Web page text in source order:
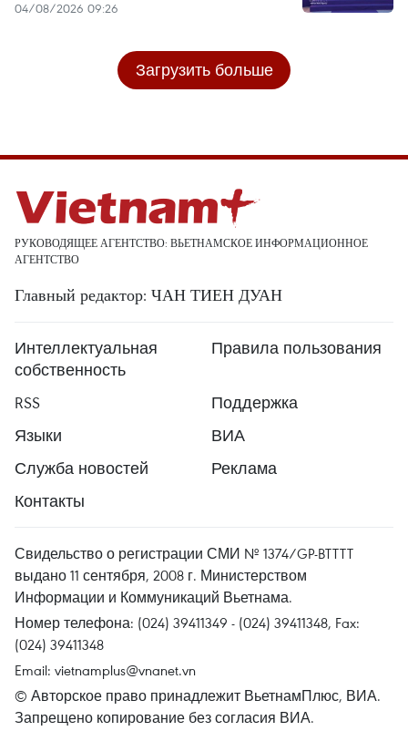
04/08/2026 09:26
Загрузить больше
РУКОВОДЯЩЕЕ АГЕНТСТВО: ВЬЕТНАМСКОЕ ИНФОРМАЦИОННОЕ
АГЕНТСТВО
Главный редактор: ЧАН ТИЕН ДУАН
Интеллектуальная
собственность
Правила пользования
RSS
Поддержка
Языки
ВИА
Служба новостей
Реклама
Контакты
Свидельство о регистрации СМИ № 1374/GP-BTTTT
выдано 11 сентября, 2008 г. Министерством
Информации и Коммуникаций Вьетнама.
Номер телефона: (024) 39411349 - (024) 39411348, Fax:
(024) 39411348
Email: vietnamplus@vnanet.vn
© Авторское право принадлежит ВьетнамПлюс, ВИА.
Запрещено копирование без согласия ВИА.